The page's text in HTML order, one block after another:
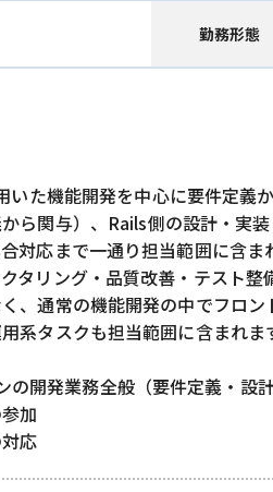
勤務形態
た機能開発を中心に要件定義
ら関与）、Rails側の設計・実
対応まで一通り担当範囲に含ま
リング・品質改善・テスト整
、通常の機能開発の中でフロン
系タスクも担当範囲に含まれま
開発業務全般（要件定義・設計
加
応